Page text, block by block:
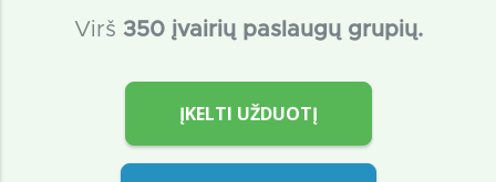
Virš 350 įvairių paslaugų grupių.
ĮKELTI UŽDUOTĮ